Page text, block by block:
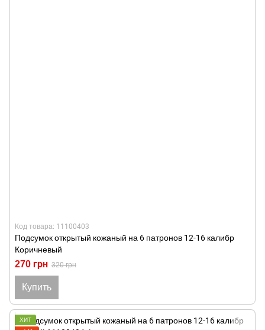
Код товара: 11100403
Подсумок открытый кожаный на 6 патронов 12-16 калибр
Коричневый
270 грн 320 грн
Купить
ХИТ